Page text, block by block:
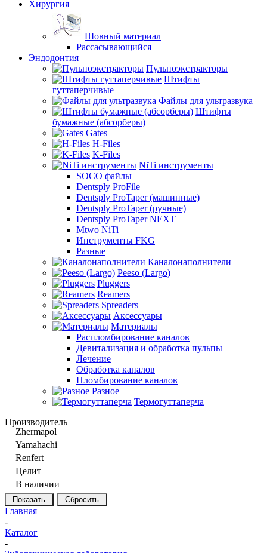
Хирургия
Шовный материал
Рассасывающийся
Эндодонтия
Пульпоэкстракторы
Штифты
гуттаперчивые
Файлы для ультразвука
Штифты
бумажные (абсорберы)
Gates
H-Files
K-Files
NiTi инструменты
SOCO файлы
Dentsply ProFile
Dentsply ProTaper (машинные)
Dentsply ProTaper (ручные)
Dentsply ProTaper NEXT
Mtwo NiTi
Инструменты FKG
Разные
Каналонаполнители
Peeso (Largo)
Pluggers
Reamers
Spreaders
Аксессуары
Материалы
Распломбирование каналов
Девитализация и обработка пульпы
Лечение
Обработка каналов
Пломбирование каналов
Разное
Термогуттаперча
Производитель
Zhermapol
Yamahachi
Renfert
Целит
В наличии
Сбросить
Главная
-
Каталог
-